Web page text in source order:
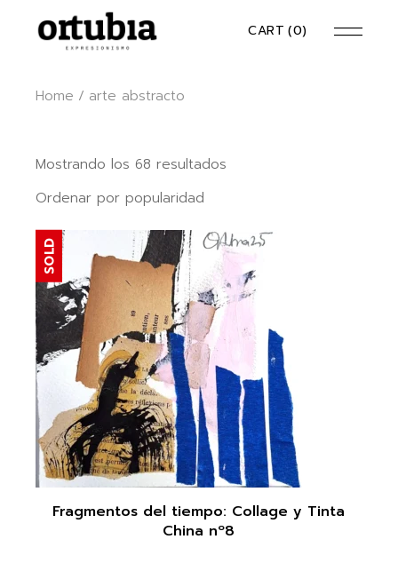
content
CART (0)
Home arte abstracto
Mostrando los 68 resultados
Ordenar por popularidad
SOLD
Fragmentos del tiempo: Collage y Tinta
China nº8